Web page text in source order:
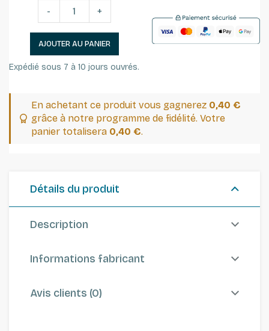
- +
AJOUTER AU PANIER
Expédié sous 7 à 10 jours ouvrés.
En achetant ce produit vous gagnerez 0,40 €
grâce à notre programme de fidélité. Votre
panier totalisera 0,40 €.
Détails du produit
Description
Informations fabricant
Avis clients (0)